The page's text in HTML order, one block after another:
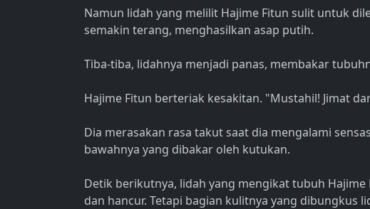
Namun lidah yang melilit Hajime Fitun sulit untuk
semakin terang, menghasilkan asap putih.
Tiba-tiba, lidahnya menjadi panas, membakar
Hajime Fitun berteriak kesakitan. "Mustahil! Jimat
Dia merasakan rasa takut saat dia mengalami
bawahnya yang dibakar oleh kutukan.
Detik berikutnya, lidah yang mengikat tubuh
dan hancur. Tetapi bagian kulitnya yang dibungkus